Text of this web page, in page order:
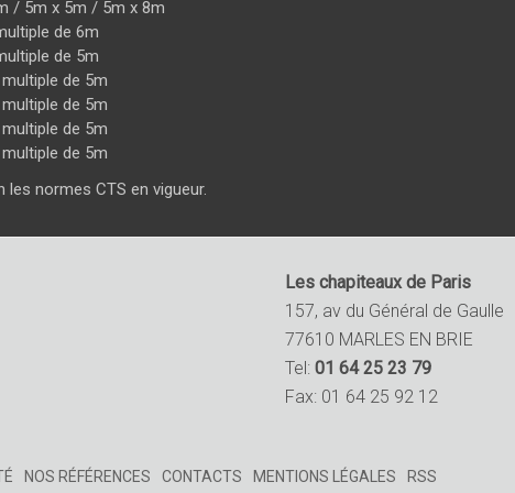
/ 5m x 5m / 5m x 8m
de 6m
de 5m
de 5m
de 5m
de 5m
de 5m
normes CTS en vigueur.
Les chapiteaux de Paris
157, av du Général de Gaulle
77610 MARLES EN BRIE
Tel: 01 64 25 23 79
Fax: 01 64 25 92 12
NOS RÉFÉRENCES CONTACTS MENTIONS LÉGALES RSS